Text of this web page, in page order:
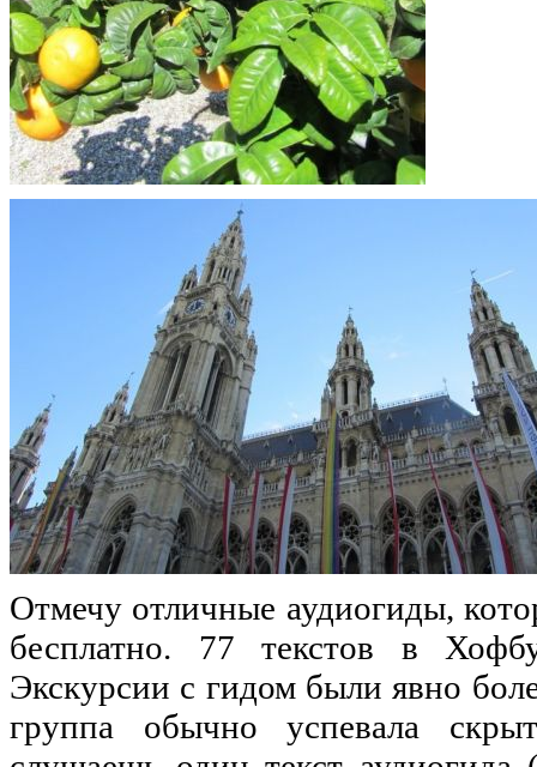
Отмечу отличные аудиогиды,
бесплатно. 77 текстов в
Экскурсии с гидом были явно
группа обычно успевала